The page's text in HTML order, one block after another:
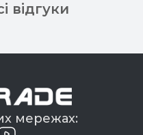
відгуки
мережах: